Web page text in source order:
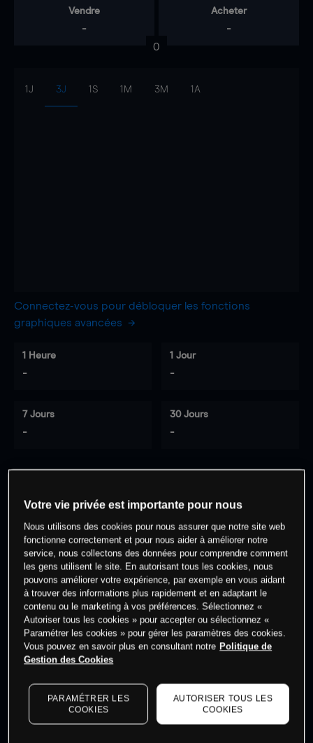
Vendre
-
Acheter
-
0
1J 3J 1S 1M 3M 1A
Connectez-vous pour débloquer les fonctions
graphiques avancées
1 Heure
-
1 Jour
-
7 Jours
-
30 Jours
-
cet actif
Commencez à trader
Les prix sont indicatifs.Connectez-vous pour voir les
dernières données du marché.
Votre vie privée est importante pour nous
Nous utilisons des cookies pour nous assurer que notre site web
fonctionne correctement et pour nous aider à améliorer notre
service, nous collectons des données pour comprendre comment
les gens utilisent le site. En autorisant tous les cookies, nous
pouvons améliorer votre expérience, par exemple en vous aidant
à trouver des informations plus rapidement et en adaptant le
contenu ou le marketing à vos préférences. Sélectionnez «
Autoriser tous les cookies » pour accepter ou sélectionnez «
Paramétrer les cookies » pour gérer les paramètres des cookies.
Vous pouvez en savoir plus en consultant notre Politique de
Gestion des Cookies
PARAMÉTRER LES
COOKIES
AUTORISER TOUS LES
COOKIES